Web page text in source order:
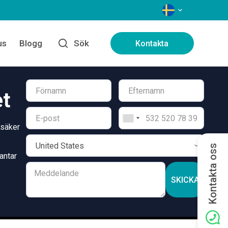
SPRÅK
Blogg Sök Kontakta
SKICKA Kontakta oss